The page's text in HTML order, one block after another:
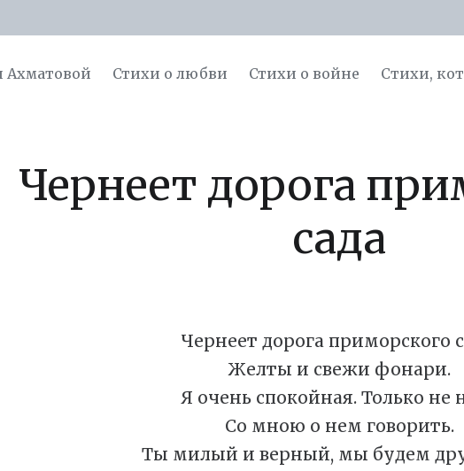
Ахматовой Стихи о любви Стихи о войне Cтихи,
Чернеет дорога
сада
Чернеет дорога приморского
Желты и свежи фонари.
Я очень спокойная. Только не
Со мною о нем говорить.
Ты милый и верный, мы будем